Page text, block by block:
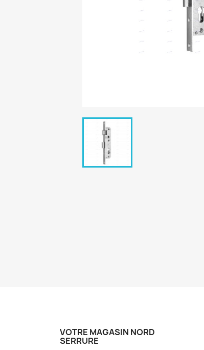
VOTRE MAGASIN NORD
SERRURE